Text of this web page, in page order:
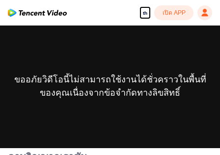
th เปิด APP
ขออภัยวิดีโอนี้ไม่สามารถใช้งานได้ชั่วคราวในพื้นที่
ของคุณเนื่องจากข้อจำกัดทางลิขสิทธิ์